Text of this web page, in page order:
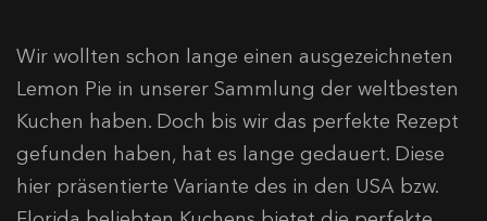
Wir wollten schon lange einen ausgezeichneten
Lemon Pie in unserer Sammlung der weltbesten
Kuchen haben. Doch bis wir das perfekte Rezept
gefunden haben, hat es lange gedauert. Diese
hier präsentierte Variante des in den USA bzw.